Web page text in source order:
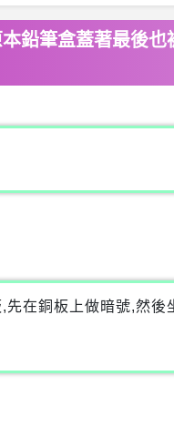
鉛筆盒蓋著最後
在銅板上做暗號,然後